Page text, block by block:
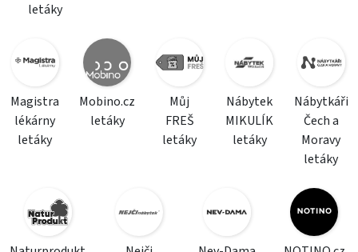
letáky
Magistra
lékárny
letáky
Mobino.cz
letáky
Můj
FREŠ
letáky
Nábytek
MIKULÍK
letáky
Nábytkáři
Čech a
Moravy
letáky